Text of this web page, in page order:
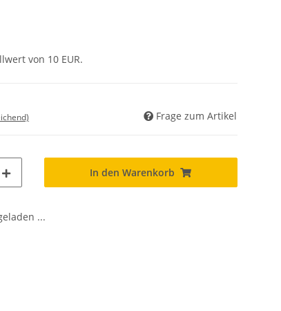
von 10 EUR.
Frage zum Artikel
In den Warenkorb
...